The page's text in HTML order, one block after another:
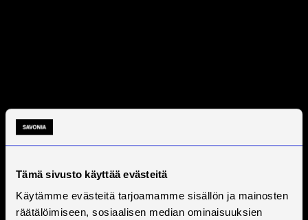
Tämä sivusto käyttää evästeitä
Käytämme evästeitä tarjoamamme sisällön ja mainosten
räätälöimiseen, sosiaalisen median ominaisuuksien